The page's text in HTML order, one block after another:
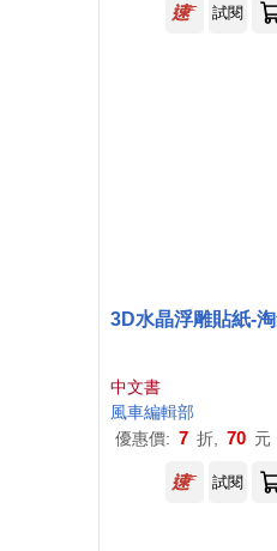
試閱
3D水晶浮雕貼紙-
中文書
風車編輯部
優惠價: 7 折, 70 元
試閱